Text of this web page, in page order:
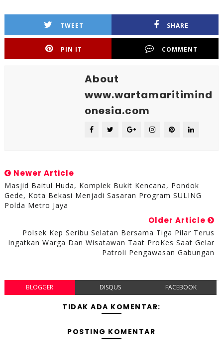
TWEET SHARE
PIN IT COMMENT
About
www.wartamaritimind
onesia.com
Newer Article
Masjid Baitul Huda, Komplek Bukit Kencana, Pondok
Gede, Kota Bekasi Menjadi Sasaran Program SULING
Polda Metro Jaya
Older Article
Polsek Kep Seribu Selatan Bersama Tiga Pilar Terus
Ingatkan Warga Dan Wisatawan Taat ProKes Saat Gelar
Patroli Pengawasan Gabungan
BLOGGER DISQUS FACEBOOK
TIDAK ADA KOMENTAR:
POSTING KOMENTAR